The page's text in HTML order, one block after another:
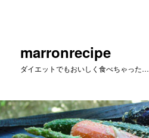
へ
移
動
marronrecipe
ダイエットでもおいしく食べちゃった…